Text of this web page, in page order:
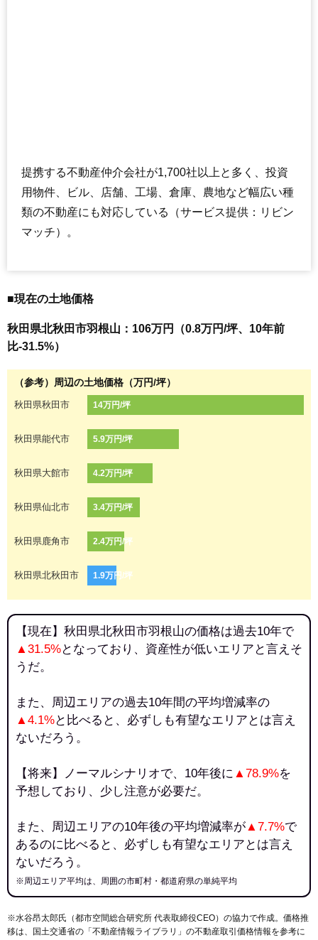
提携する不動産仲介会社が1,700社以上と多く、投資
用物件、ビル、店舗、工場、倉庫、農地など幅広い種
類の不動産にも対応している（サービス提供：リビン
マッチ）。
■現在の土地価格
秋田県北秋田市羽根山：106万円（0.8万円/坪、10年前
比-31.5%）
（参考）周辺の土地価格（万円/坪）
秋田県秋田市 14万円/坪
秋田県能代市 5.9万円/坪
秋田県大館市 4.2万円/坪
秋田県仙北市 3.4万円/坪
秋田県鹿角市 2.4万円/坪
秋田県北秋田市 1.9万円/坪
【現在】秋田県北秋田市羽根山の価格は過去10年で
▲31.5%となっており、資産性が低いエリアと言えそ
うだ。
また、周辺エリアの過去10年間の平均増減率の
▲4.1%と比べると、必ずしも有望なエリアとは言え
ないだろう。
【将来】ノーマルシナリオで、10年後に ▲78.9%を
予想しており、少し注意が必要だ。
また、周辺エリアの10年後の平均増減率が▲7.7%で
あるのに比べると、必ずしも有望なエリアとは言え
ないだろう。
※周辺エリア平均は、周囲の市町村・都道府県の単純平均
※水谷昂太郎氏（都市空間総合研究所 代表取締役CEO）の協力で作成。価格推
移は、国土交通省の「 不動産情報ライブラリ 」の不動産取引価格情報を参考に